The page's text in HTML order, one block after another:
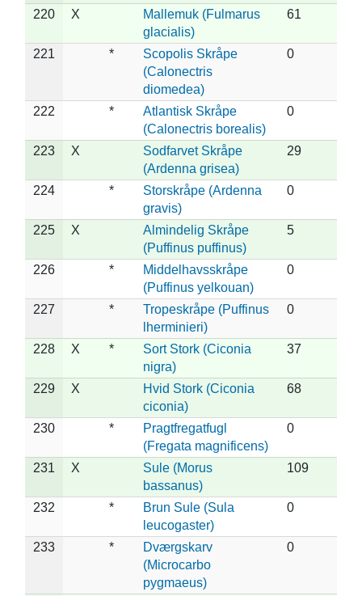
220 X
Mallemuk (Fulmarus
glacialis)
61
221 *
Scopolis Skråpe
(Calonectris
diomedea)
0
222 *
Atlantisk Skråpe
(Calonectris borealis)
0
223 X
Sodfarvet Skråpe
(Ardenna grisea)
29
224 *
Storskråpe (Ardenna
gravis)
0
225 X
Almindelig Skråpe
(Puffinus puffinus)
5
226 *
Middelhavsskråpe
(Puffinus yelkouan)
0
227 *
Tropeskråpe (Puffinus
lherminieri)
0
228 X *
Sort Stork (Ciconia
nigra)
37
229 X
Hvid Stork (Ciconia
ciconia)
68
230 *
Pragtfregatfugl
(Fregata magnificens)
0
231 X
Sule (Morus
bassanus)
109
232 *
Brun Sule (Sula
leucogaster)
0
233 *
Dværgskarv
(Microcarbo
pygmaeus)
0